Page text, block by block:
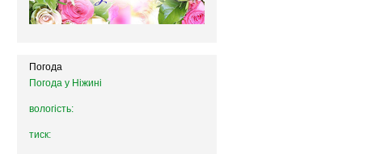
Погода
Погода у Ніжині
вологість:
тиск: